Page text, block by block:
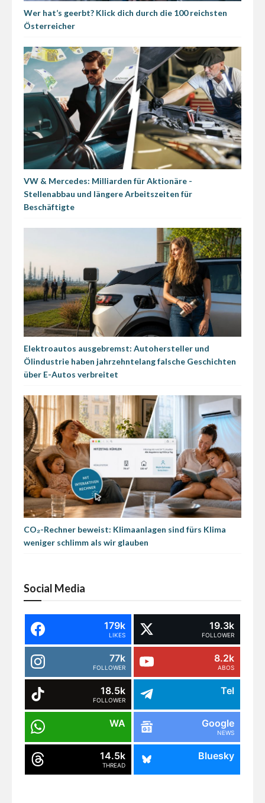
Wer hat’s geerbt? Klick dich durch die 100 reichsten
Österreicher
VW & Mercedes: Milliarden für Aktionäre -
Stellenabbau und längere Arbeitszeiten für
Beschäftigte
Elektroautos ausgebremst: Autohersteller und
Ölindustrie haben jahrzehntelang falsche Geschichten
über E-Autos verbreitet
CO₂-Rechner beweist: Klimaanlagen sind fürs Klima
weniger schlimm als wir glauben
Social Media
179k
LIKES
19.3k
FOLLOWER
77k
FOLLOWER
8.2k
ABOS
18.5k
FOLLOWER
Tel
WA Google
NEWS
14.5k
THREAD
Bluesky